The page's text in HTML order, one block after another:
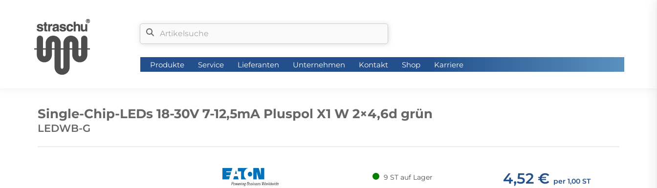
Produkte Service Lieferanten Unternehmen Kontakt Shop Karriere
Single-Chip-LEDs 18-30V 7-12,5mA Pluspol X1 W 2×4,6d grün
LEDWB-G
9 ST auf Lager 4,52 € per 1,00 ST
Produkte Service Lieferanten Unternehmen Kontakt